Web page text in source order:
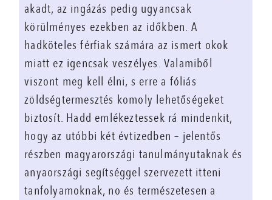
akadt, az ingázás pedig ugyancsak
körülményes ezekben az időkben. A
hadköteles férfiak számára az ismert okok
miatt ez igencsak veszélyes. Valamiből
viszont meg kell élni, s erre a fóliás
zöldségtermesztés komoly lehetőségeket
biztosít. Hadd emlékeztessek rá mindenkit,
hogy az utóbbi két évtizedben – jelentős
részben magyarországi tanulmányutaknak és
anyaországi segítséggel szervezett itteni
tanfolyamoknak, no és természetesen a